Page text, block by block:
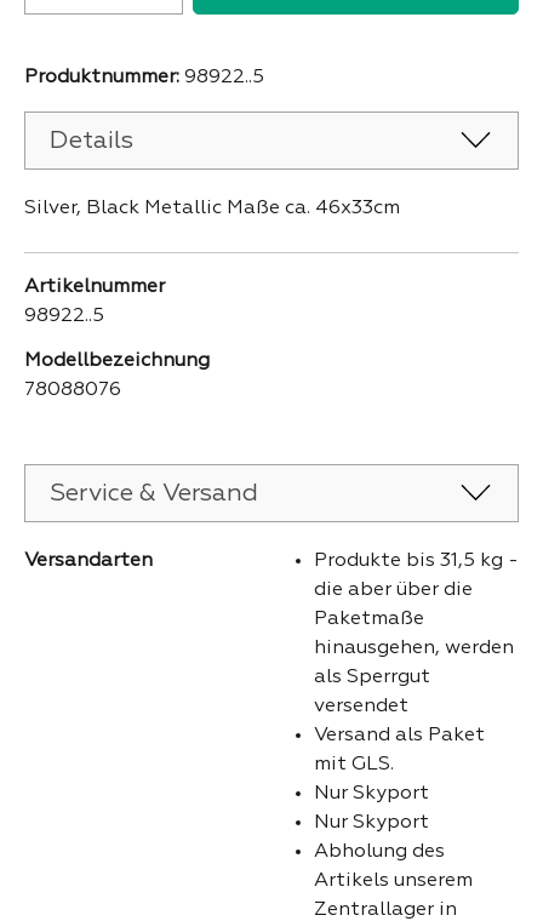
Produktnummer: 98922..5
Details
Silver, Black Metallic Maße ca. 46x33cm
Artikelnummer
98922..5
Modellbezeichnung
78088076
Service & Versand
Versandarten
Produkte bis 31,5 kg -
die aber über die
Paketmaße
hinausgehen, werden
als Sperrgut
versendet
Versand als Paket
mit GLS.
Nur Skyport
Nur Skyport
Abholung des
Artikels unserem
Zentrallager in